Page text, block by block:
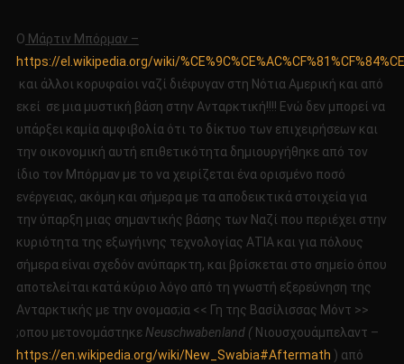
Ο Μάρτιν Μπόρμαν –
https://el.wikipedia.org/wiki/
και άλλοι κορυφαίοι ναζί διέφυγαν στη Νότια Αμερική και από
εκεί σε μια μυστική βάση στην Ανταρκτική!!!! Ενώ δεν μπορεί να
υπάρξει καμία αμφιβολία ότι το δίκτυο των επιχειρήσεων και
την οικονομική αυτή επιθετικότητα δημιουργήθηκε από τον
ίδιο τον Μπόρμαν με το να χειρίζεται ένα ορισμένο ποσό
ενέργειας, ακόμη και σήμερα με τα αποδεικτικά στοιχεία για
την ύπαρξη μιας σημαντικής βάσης των Ναζί που περιέχει στην
κυριότητα της εξωγήινης τεχνολογίας ΑΤΙΑ και για πόλους
σήμερα είναι σχεδόν ανύπαρκτη, και βρίσκεται στο σημείο όπου
αποτελείται κατά κύριο λόγο από τη γνωστή εξερεύνηση της
Ανταρκτικής με την ονομασ;iα << Γη της Βασίλισσας Μόντ >>
;oπου μετονομάστηκε Neuschwabenland ( Νιουσχουάμπελαντ –
https://en.wikipedia.org/wiki/New_Swabia#Aftermath ) από